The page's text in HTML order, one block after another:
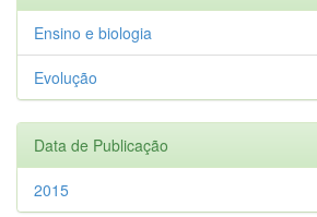
Ensino e biologia
Evolução
Data de Publicação
2015